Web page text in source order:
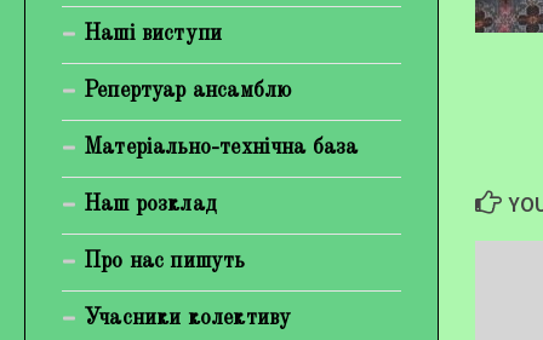
Фотогалерея
Наші виступи
Репертуар ансамблю
Матеріально-технічна база
Наш розклад
Про нас пишуть
Учасники колективу